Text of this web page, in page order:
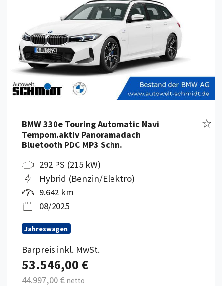
BMW 330e Touring Automatic Navi
Tempom.aktiv Panoramadach
Bluetooth PDC MP3 Schn.
292 PS (215 kW)
Hybrid (Benzin/Elektro)
9.642 km
08/2025
Jahreswagen
Barpreis inkl. MwSt.
53.546,00 €
44.997,00 € netto